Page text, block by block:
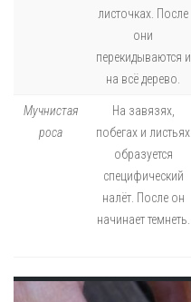
листочках. После
они
перекидываются и
на всё дерево.
Мучнистая
роса
На завязях,
побегах и листьях
образуется
специфический
налёт. После он
начинает темнеть.